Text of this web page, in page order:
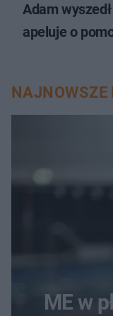
Adam
apeluje o
NAJNOWSZE
ME w